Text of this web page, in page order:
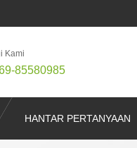
Kami
85580985
HANTAR PERTANYAAN